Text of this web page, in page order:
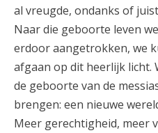
al vreugde, ondanks of
Naar die geboorte leven
erdoor aangetrokken, we
afgaan op dit heerlijk licht.
de geboorte van de
brengen: een nieuwe
Meer gerechtigheid, meer